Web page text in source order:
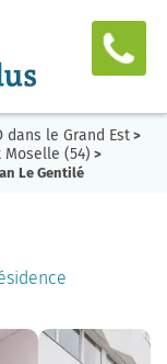
dans le Grand Est >
(54) >
Le Gentilé